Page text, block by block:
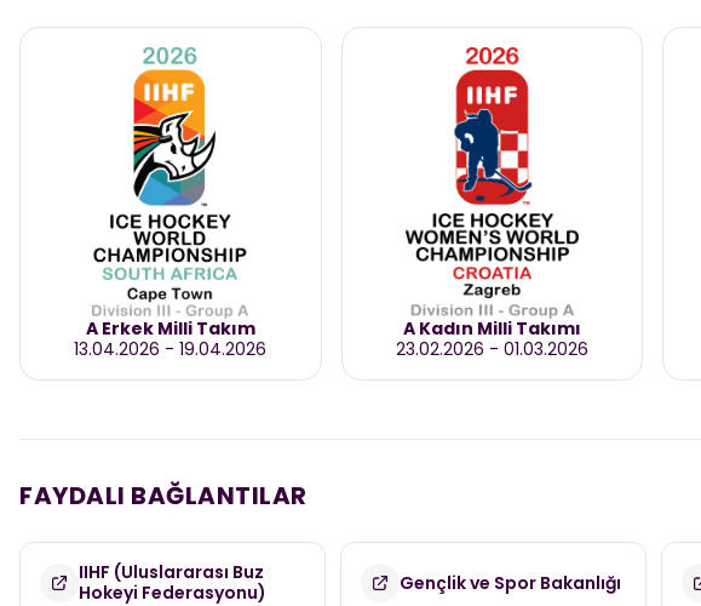
A Erkek Milli Takım
13.04.2026 -19.04.2026
A Kadın Milli Takımı
23.02.2026 - 01.03.2026
FAYDALI BAĞLANTILAR
IIHF (Uluslararası Buz
Hokeyi Federasyonu)
Gençlik ve Spor Bakanlığı